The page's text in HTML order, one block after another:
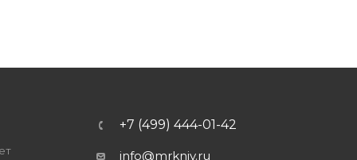
+7 (499) 444-01-42
info@mrkniv.ru